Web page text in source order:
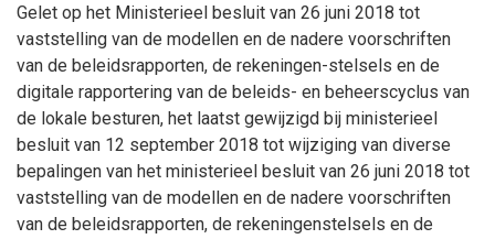
Gelet op het Ministerieel besluit van 26 juni 2018 tot
vaststelling van de modellen en de nadere voorschriften
van de beleidsrapporten, de rekeningen-stelsels en de
digitale rapportering van de beleids- en beheerscyclus van
de lokale besturen, het laatst gewijzigd bij ministerieel
besluit van 12 september 2018 tot wijziging van diverse
bepalingen van het ministerieel besluit van 26 juni 2018 tot
vaststelling van de modellen en de nadere voorschriften
van de beleidsrapporten, de rekeningenstelsels en de